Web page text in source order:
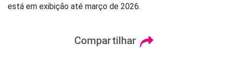
está em exibição até março de 2026.
Compartilhar